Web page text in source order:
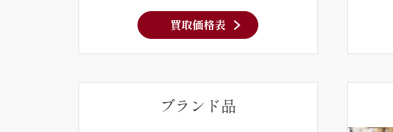
買取価格表
ブランド品